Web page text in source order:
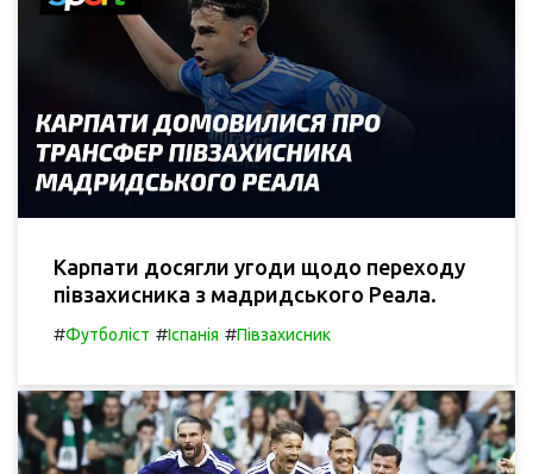
Карпати досягли угоди щодо переходу
півзахисника з мадридського Реала.
#Футболіст #Іспанія #Півзахисник